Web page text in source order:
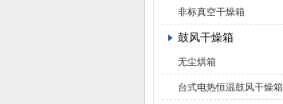
非标真空干燥箱
鼓风干燥箱
无尘烘箱
台式电热恒温鼓风干燥箱